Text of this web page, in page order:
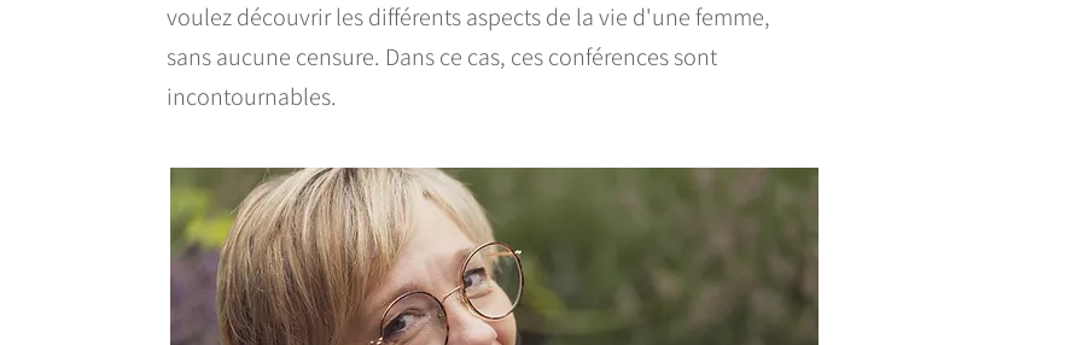
voulez découvrir les différents aspects de la vie d'une femme,
sans aucune censure. Dans ce cas, ces conférences sont
incontournables.